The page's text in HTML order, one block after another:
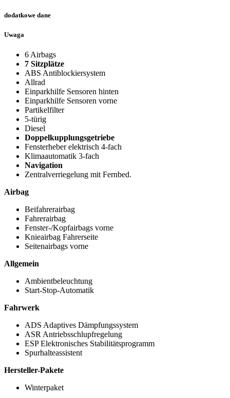
dodatkowe dane
Uwaga
6 Airbags
7 Sitzplätze
ABS Antiblockiersystem
Allrad
Einparkhilfe Sensoren hinten
Einparkhilfe Sensoren vorne
Partikelfilter
5-türig
Diesel
Doppelkupplungsgetriebe
Fensterheber elektrisch 4-fach
Klimaautomatik 3-fach
Navigation
Zentralverriegelung mit Fernbed.
Airbag
Beifahrerairbag
Fahrerairbag
Fenster-/Kopfairbags vorne
Knieairbag Fahrerseite
Seitenairbags vorne
Allgemein
Ambientbeleuchtung
Start-Stop-Automatik
Fahrwerk
ADS Adaptives Dämpfungssystem
ASR Antriebsschlupfregelung
ESP Elektronisches Stabilitätsprogramm
Spurhalteassistent
Hersteller-Pakete
Winterpaket